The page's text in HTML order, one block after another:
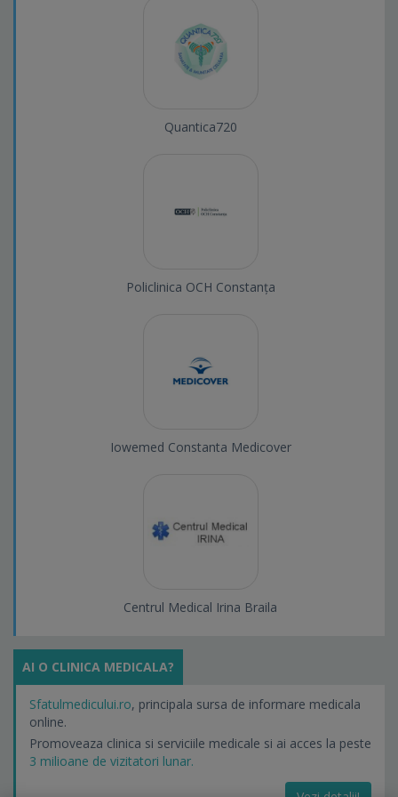
Quantica720
Policlinica OCH Constanța
Iowemed Constanta Medicover
Centrul Medical Irina Braila
AI O CLINICA MEDICALA?
Sfatulmedicului.ro, principala sursa de informare medicala
online.
Promoveaza clinica si serviciile medicale si ai acces la peste
3 milioane de vizitatori lunar.